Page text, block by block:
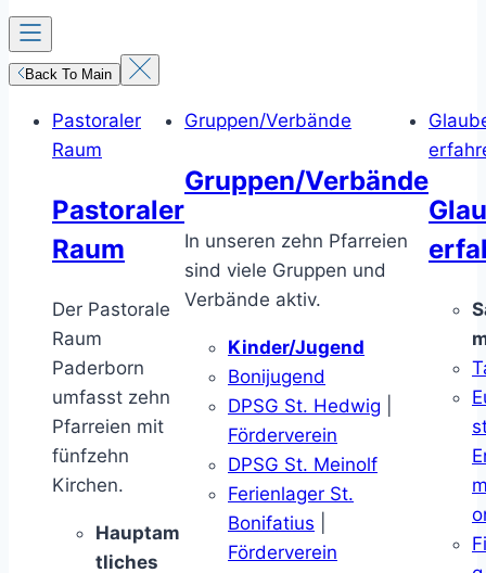
Back To Main
Pastoraler
Raum
Pastoraler
Raum
Der Pastorale
Raum
Paderborn
umfasst zehn
Pfarreien mit
fünfzehn
Kirchen.
Hauptam
tliches
Gruppen/Verbände
Gruppen/Verbände
In unseren zehn Pfarreien
sind viele Gruppen und
Verbände aktiv.
Kinder/Jugend
Bonijugend
DPSG St. Hedwig
Förderverein
DPSG St. Meinolf
Ferienlager St.
Bonifatius
Förderverein